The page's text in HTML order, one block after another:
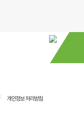
개인정보 처리방침